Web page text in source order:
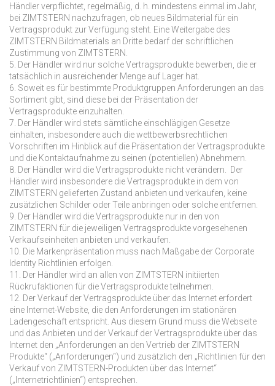
Händler verpflichtet, regelmäßig, d. h. mindestens einmal im Jahr,
bei ZIMTSTERN nachzufragen, ob neues Bildmaterial für ein
Vertragsprodukt zur Verfügung steht. Eine Weitergabe des
ZIMTSTERN Bildmaterials an Dritte bedarf der schriftlichen
Zustimmung von ZIMTSTERN.
5. Der Händler wird nur solche Vertragsprodukte bewerben, die er
tatsächlich in ausreichender Menge auf Lager hat.
6. Soweit es für bestimmte Produktgruppen Anforderungen an das
Sortiment gibt, sind diese bei der Präsentation der
Vertragsprodukte einzuhalten.
7. Der Händler wird stets sämtliche einschlägigen Gesetze
einhalten, insbesondere auch die wettbewerbsrechtlichen
Vorschriften im Hinblick auf die Präsentation der Vertragsprodukte
und die Kontaktaufnahme zu seinen (potentiellen) Abnehmern.
8. Der Händler wird die Vertragsprodukte nicht verändern. Der
Händler wird insbesondere die Vertragsprodukte in dem von
ZIMTSTERN gelieferten Zustand anbieten und verkaufen, keine
zusätzlichen Schilder oder Teile anbringen oder solche entfernen.
9. Der Händler wird die Vertragsprodukte nur in den von
ZIMTSTERN für die jeweiligen Vertragsprodukte vorgesehenen
Verkaufseinheiten anbieten und verkaufen.
10. Die Markenpräsentation muss nach Maßgabe der Corporate
Identity Richtlinien erfolgen.
11. Der Händler wird an allen von ZIMTSTERN initiierten
Rückrufaktionen für die Vertragsprodukte teilnehmen.
12. Der Verkauf der Vertragsprodukte über das Internet erfordert
eine Internet-Website, die den Anforderungen im stationären
Ladengeschäft entspricht. Aus diesem Grund muss die Webseite
und das Anbieten und der Verkauf der Vertragsprodukte über das
Internet den „Anforderungen an den Vertrieb der ZIMTSTERN
Produkte“ („Anforderungen“) und zusätzlich den „Richtlinien für den
Verkauf von ZIMTSTERN-Produkten über das Internet“
(„Internetrichtlinien“) entsprechen.